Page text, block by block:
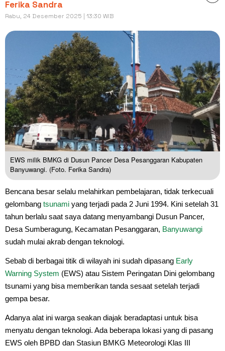
Ferika Sandra
Rabu, 24 Desember 2025 | 13:30 WIB
EWS milik BMKG di Dusun Pancer Desa Pesanggaran Kabupaten
Banyuwangi. (Foto. Ferika Sandra)
Bencana besar selalu melahirkan pembelajaran, tidak terkecuali
gelombang tsunami yang terjadi pada 2 Juni 1994. Kini setelah 31
tahun berlalu saat saya datang menyambangi Dusun Pancer,
Desa Sumberagung, Kecamatan Pesanggaran, Banyuwangi
sudah mulai akrab dengan teknologi.
Sebab di berbagai titik di wilayah ini sudah dipasang Early
Warning System (EWS) atau Sistem Peringatan Dini gelombang
tsunami yang bisa memberikan tanda sesaat setelah terjadi
gempa besar.
Adanya alat ini warga seakan diajak beradaptasi untuk bisa
menyatu dengan teknologi. Ada beberapa lokasi yang di pasang
EWS oleh BPBD dan Stasiun BMKG Meteorologi Klas III